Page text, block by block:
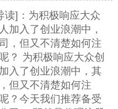
读]：为积极响应大众
加入了创业浪潮中，
，但又不清楚如何注
？ 为积极响应大众创
入了创业浪潮中，其
但又不清楚如何注
？今天我们推荐备受